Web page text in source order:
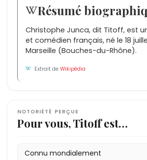
Résumé
Christophe Junca, dit Titoff, est
et comédien français, né le 18
Marseille (Bouches-du-Rhône).
Extrait deWikipédia
NOTORIÉTÉ PERÇUE
Pour vous, Titoff est…
Connu mondialement